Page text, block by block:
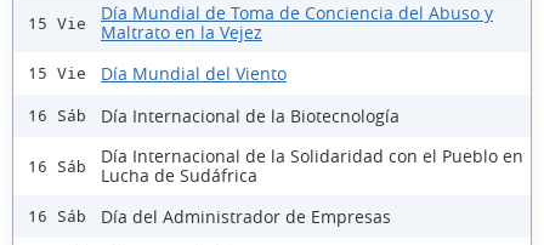
15 Vie
Día Mundial de Toma de Conciencia del Abuso y
Maltrato en la Vejez
15 Vie Día Mundial del Viento
16 Sáb Día Internacional de la Biotecnología
16 Sáb
Día Internacional de la Solidaridad con el Pueblo en
Lucha de Sudáfrica
16 Sáb Día del Administrador de Empresas